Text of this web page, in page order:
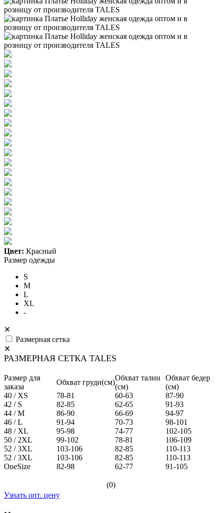
Цвет: Красный
Размер одежды
S
M
L
XL
-
✕
Размерная сетка
✕
РАЗМЕРНАЯ СЕТКА TALES
Размер для
заказа
Обхват груди(см)
Обхват талии
(см)
Обхват бедер
(см)
40 / XS
78-81 60-63
87-90
42 / S
82-85 62-65
91-93
44 / M
86-90 66-69
94-97
46 / L
91-94 70-73
98-101
48 / XL
95-98 74-77
102-105
50 / 2XL
99-102 78-81
106-109
52 / 3XL
103-106 82-85
110-113
52 / 3XL
103-106 82-85
110-113
OneSize
82-98 62-77 91-105
(0)
Узнать опт. цену